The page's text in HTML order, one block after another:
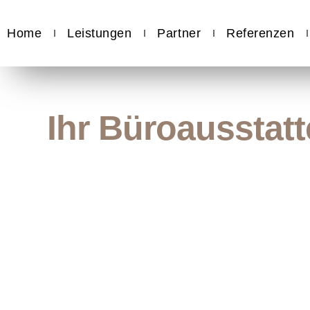
Home Leistungen Partner Referenzen
Ihr